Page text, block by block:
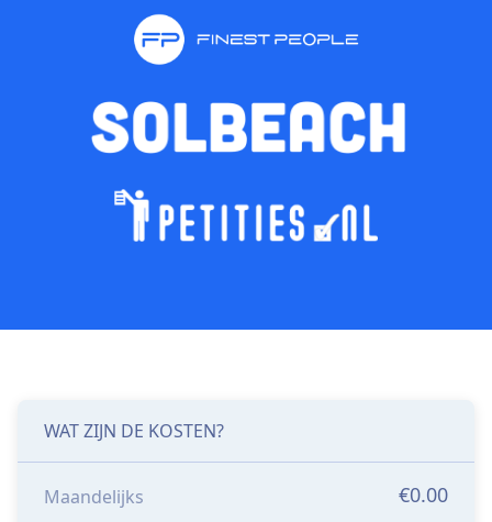
WAT ZIJN DE KOSTEN?
Maandelijks €0.00